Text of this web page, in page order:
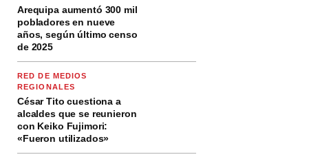
Arequipa aumentó 300 mil
pobladores en nueve
años, según último censo
de 2025
RED DE MEDIOS
REGIONALES
César Tito cuestiona a
alcaldes que se reunieron
con Keiko Fujimori:
«Fueron utilizados»